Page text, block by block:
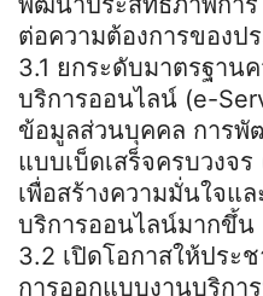
ต่อความต้องการของป
3.1 ยกระดับมาตรฐาน
บริการออนไลน์ (e-
ข้อมูลส่วนบุคคล การพั
แบบเบ็ดเสร็จครบวงจ
เพื่อสร้างความมั่นใจแ
บริการออนไลน์มากขึ้น
3.2 เปิดโอกาสให้ประ
การออกแบบงานบริกา